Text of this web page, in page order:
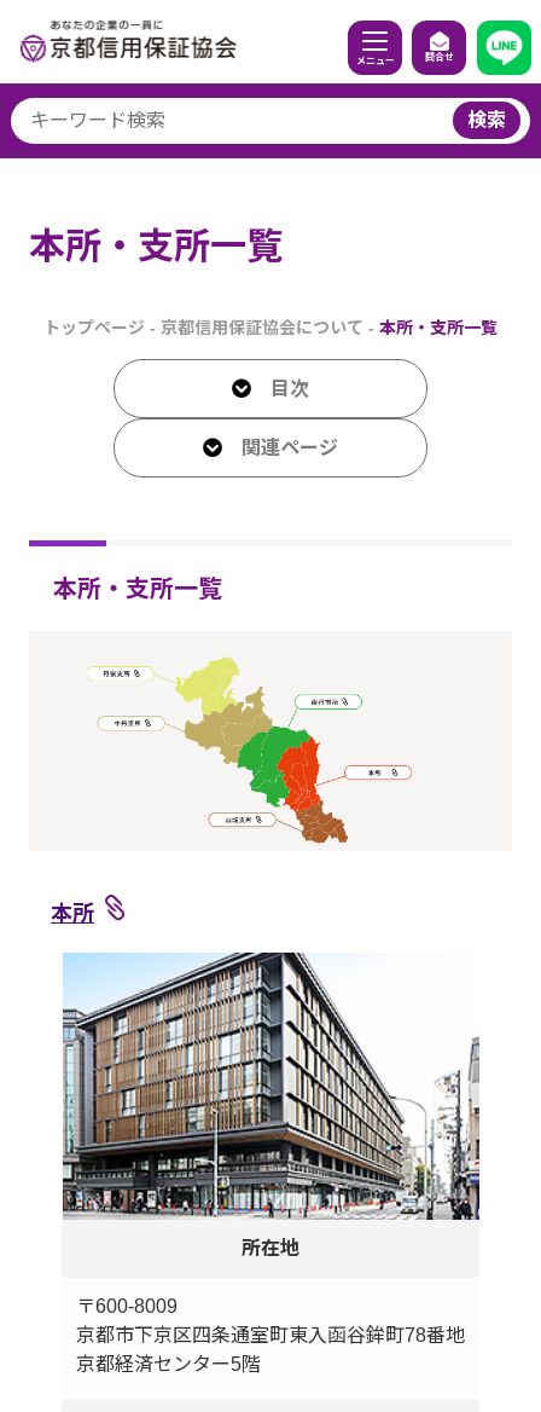
検索
本所・支所一覧
トップページ - 京都信用保証協会について - 本所・支所一覧
目次
関連ページ
本所・支所一覧
本所
所在地
〒600-8009
京都市下京区四条通室町東入函谷鉾町78番地
京都経済センター5階
メニュー 問合せ